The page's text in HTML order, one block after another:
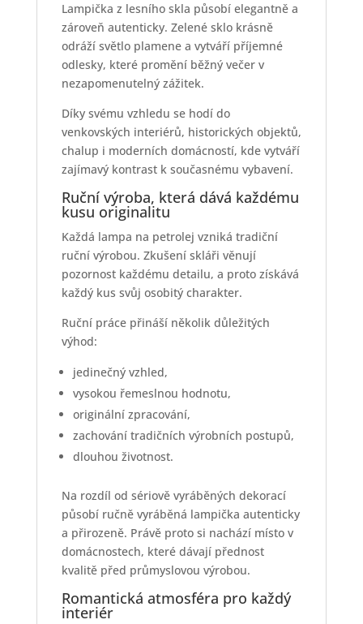
Lampička z lesního skla působí elegantně a
zároveň autenticky. Zelené sklo krásně
odráží světlo plamene a vytváří příjemné
odlesky, které promění běžný večer v
nezapomenutelný zážitek.
Díky svému vzhledu se hodí do
venkovských interiérů, historických objektů,
chalup i moderních domácností, kde vytváří
zajímavý kontrast k současnému vybavení.
Ruční výroba, která dává každému
kusu originalitu
Každá lampa na petrolej vzniká tradiční
ruční výrobou. Zkušení skláři věnují
pozornost každému detailu, a proto získává
každý kus svůj osobitý charakter.
Ruční práce přináší několik důležitých
výhod:
jedinečný vzhled,
vysokou řemeslnou hodnotu,
originální zpracování,
zachování tradičních výrobních postupů,
dlouhou životnost.
Na rozdíl od sériově vyráběných dekorací
působí ručně vyráběná lampička autenticky
a přirozeně. Právě proto si nachází místo v
domácnostech, které dávají přednost
kvalitě před průmyslovou výrobou.
Romantická atmosféra pro každý
interiér